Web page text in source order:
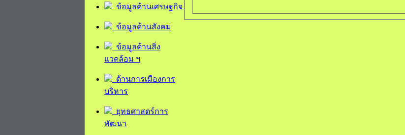
ข้อมูลด้านเศรษฐกิจ
ข้อมูลด้านสังคม
ข้อมูลด้านสิ่ง
แวดล้อม ฯ
ด้านการเมืองการ
บริหาร
ยุทธศาสตร์การ
พัฒนา